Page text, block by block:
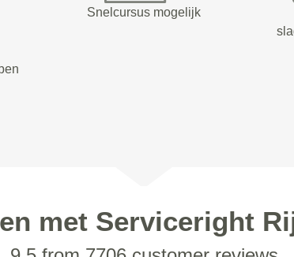
Snelcursus mogelijk
met Serviceright